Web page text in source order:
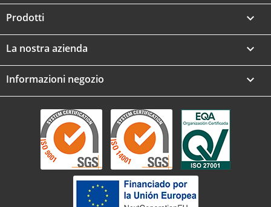
Prodotti 
La nostra azienda 
Informazioni negozio keyboard_arrow_down